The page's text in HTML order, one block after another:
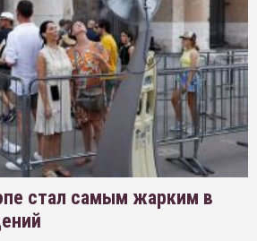
стал самым жарким в